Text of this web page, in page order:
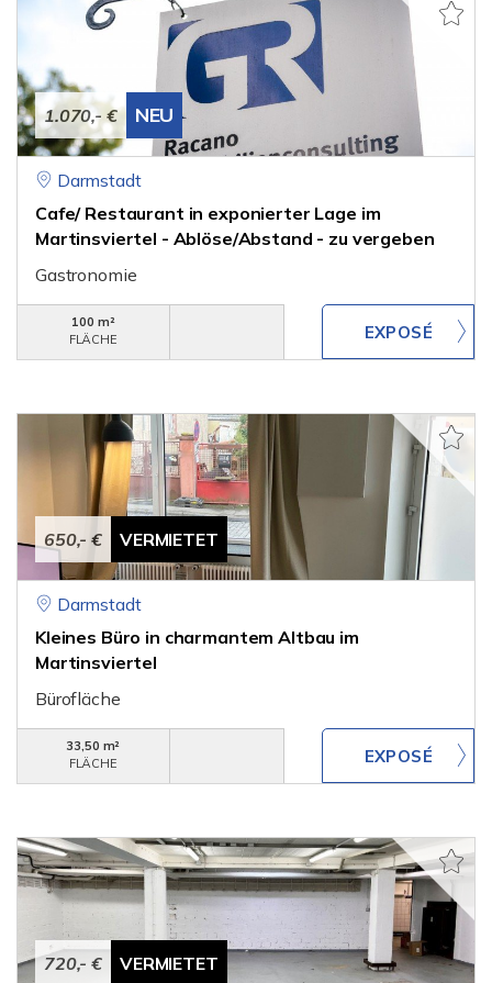
1.070,- € NEU
Darmstadt
Cafe/ Restaurant in exponierter Lage im
Martinsviertel - Ablöse/Abstand - zu vergeben
Gastronomie
100 m²
FLÄCHE
650,- € VERMIETET
Darmstadt
Kleines Büro in charmantem Altbau im
Martinsviertel
Bürofläche
33,50 m²
FLÄCHE
720,- € VERMIETET